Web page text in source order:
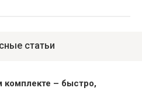
статьи
комплекте – быстро,